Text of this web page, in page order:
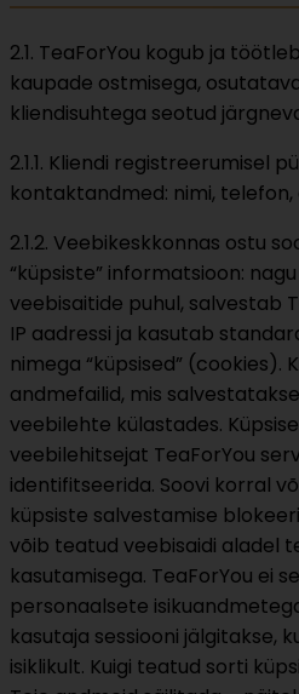
2.1. TeaForYou kogub ja
kaupade ostmisega,
kliendisuhtega seotud
2.1.1. Kliendi registreerumisel
kontaktandmed: nimi,
2.1.2. Veebikeskkonnas ostu
“küpsiste” informatsioon:
veebisaitide puhul, salvestab
IP aadressi ja kasutab
nimega “küpsised” (cookies).
andmefailid, mis
veebilehte külastades.
veebilehitsejat TeaForYou
identifitseerida. Soovi korral
küpsiste salvestamise
võib teatud veebisaidi aladel
kasutamisega. TeaForYou ei
personaalsete
kasutaja sessiooni jälgitakse,
isiklikult. Kuigi teatud sorti